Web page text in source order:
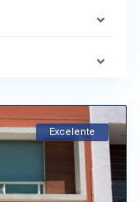
Excelente